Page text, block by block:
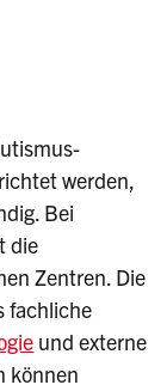
werden,
Bei
die
Zentren. Die
fachliche
und externe
können